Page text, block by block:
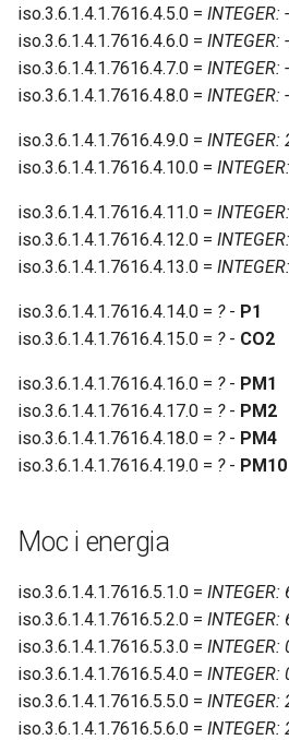
iso.3.6.1.4.1.7616.4.5.0 = INTEGER:
iso.3.6.1.4.1.7616.4.6.0 = INTEGER:
iso.3.6.1.4.1.7616.4.7.0 = INTEGER:
iso.3.6.1.4.1.7616.4.8.0 = INTEGER:
iso.3.6.1.4.1.7616.4.9.0 = INTEGER:
iso.3.6.1.4.1.7616.4.10.0 =
iso.3.6.1.4.1.7616.4.11.0 =
iso.3.6.1.4.1.7616.4.12.0 =
iso.3.6.1.4.1.7616.4.13.0 =
iso.3.6.1.4.1.7616.4.14.0 = ?- P1
iso.3.6.1.4.1.7616.4.15.0 = ?- CO2
iso.3.6.1.4.1.7616.4.16.0 = ?- PM1
iso.3.6.1.4.1.7616.4.17.0 = ?- PM2
iso.3.6.1.4.1.7616.4.18.0 = ?- PM4
iso.3.6.1.4.1.7616.4.19.0 = ?- PM10
Moc i energia
iso.3.6.1.4.1.7616.5.1.0 = INTEGER:
iso.3.6.1.4.1.7616.5.2.0 = INTEGER:
iso.3.6.1.4.1.7616.5.3.0 = INTEGER:
iso.3.6.1.4.1.7616.5.4.0 = INTEGER:
iso.3.6.1.4.1.7616.5.5.0 = INTEGER:
iso.3.6.1.4.1.7616.5.6.0 = INTEGER: